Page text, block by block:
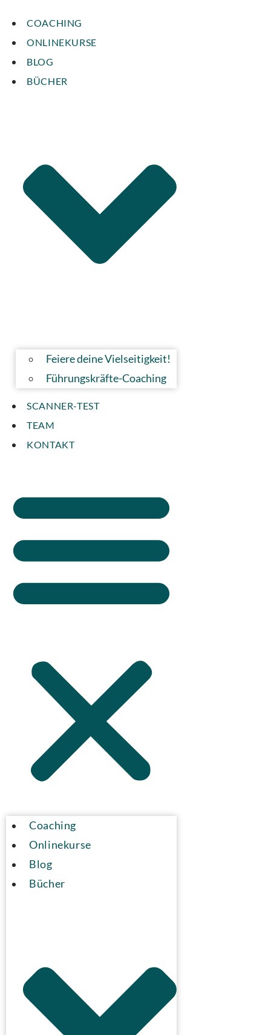
COACHING
ONLINEKURSE
BLOG
BÜCHER
Feiere deine Vielseitigkeit!
Führungskräfte-Coaching
SCANNER-TEST
TEAM
KONTAKT
Coaching
Onlinekurse
Blog
Bücher